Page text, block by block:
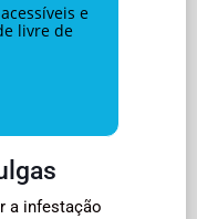
e
livre de
a infestação